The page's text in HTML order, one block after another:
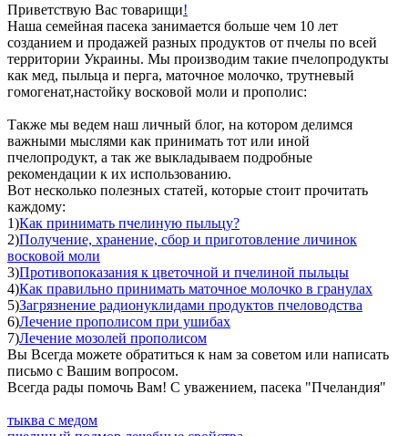
Приветствую Вас товарищи!
Наша семейная пасека занимается больше чем 10 лет
созданием и продажей разных продуктов от пчелы по всей
территории Украины. Мы производим такие пчелопродукты
как мед, пыльца и перга, маточное молочко, трутневый
гомогенат,настойку восковой моли и прополис:
Также мы ведем наш личный блог, на котором делимся
важными мыслями как принимать тот или иной
пчелопродукт, а так же выкладываем подробные
рекомендации к их использованию.
Вот несколько полезных статей, которые стоит прочитать
каждому:
1)Как принимать пчелиную пыльцу?
2)Получение, хранение, сбор и приготовление личинок
восковой моли
3)Противопоказания к цветочной и пчелиной пыльцы
4)Как правильно принимать маточное молочко в гранулах
5)Загрязнение радионуклидами продуктов пчеловодства
6)Лечение прополисом при ушибах
7)Лечение мозолей прополисом
Вы Всегда можете обратиться к нам за советом или написать
письмо с Вашим вопросом.
Всегда рады помочь Вам! С уважением, пасека "Пчеландия"
тыква с медом